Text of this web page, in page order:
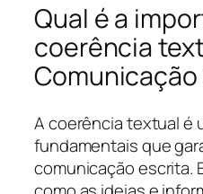
Qual é a
coerência
A coerência textual é
fundamentais que
comunicação escrita.